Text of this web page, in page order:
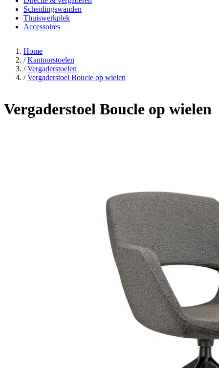
Scheidingswanden
Thuiswerkplek
Accessoires
Home
/ Kantoorstoelen
/ Vergaderstoelen
/ Vergaderstoel Boucle op wielen
Vergaderstoel Boucle op wielen